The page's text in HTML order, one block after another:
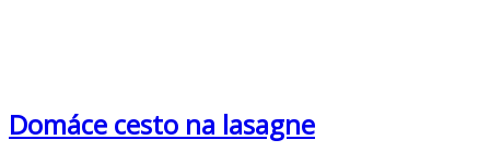
Domáce cesto na lasagne